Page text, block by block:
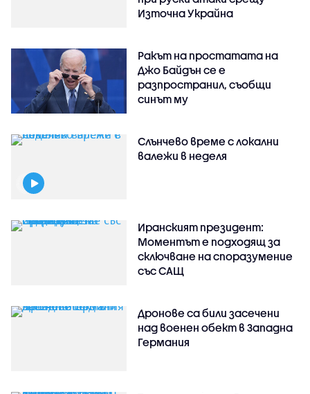
Източна Украйна
Ракът на простатата на
Джо Байдън се е
разпространил, съобщи
синът му
Слънчево време с локални
валежи в неделя
Иранският президент:
Моментът е подходящ за
сключване на споразумение
със САЩ
Дронове са били засечени
над военен обект в Западна
Германия